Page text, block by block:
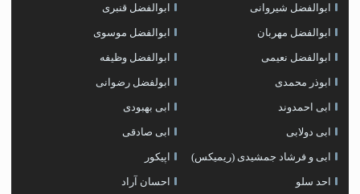
ابوالفضل شیروانی ابوالفضل قنبری
ابوالفضل مهربان ابوالفضل موسوی
ابوالفضل نعیمی ابوالفضل وظیفه
ابوذر محمدی ابولفضل رضوانی
ابی احمدوند ابی بهبودی
ابی دولابی ابی صادقی
ابی و فرشاد جمشیدی (ریمیکس) اپیکور
احد سلو احسان آراد